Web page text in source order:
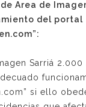
Area de
del portal
Sarriá 2.000
si ello